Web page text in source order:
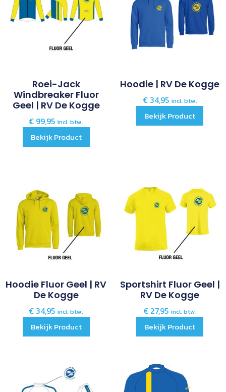
Roei-Jack
Windbreaker Fluor
Geel | RV De Kogge
€ 99,95 incl. btw.
Bekijk Product
Hoodie | RV De Kogge
€34,95 incl. btw.
Bekijk Product
Hoodie Fluor Geel | RV
De Kogge
€ 34,95 incl. btw.
Bekijk Product
Sportshirt Fluor Geel |
RV De Kogge
€27,95 incl. btw.
Bekijk Product